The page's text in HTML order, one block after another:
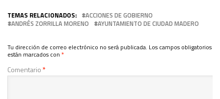
TEMAS RELACIONADOS:
ACCIONES DE GOBIERNO
ANDRÉS ZORRILLA MORENO
AYUNTAMIENTO DE CIUDAD MADERO
Tu dirección de correo electrónico no será publicada. Los campos obligatorios
están marcados con *
Comentario*